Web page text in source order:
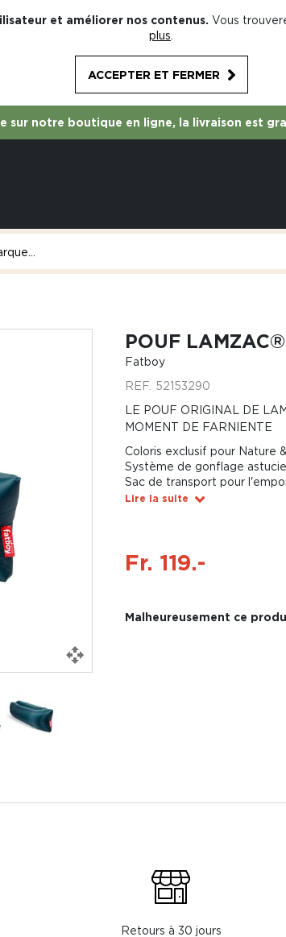
et améliorer nos contenus. Vous
plus
ACCEPTER ET FERMER
sur notre boutique en ligne, la livraison est
POUF
Fatboy
REF. 52153290
LE POUF ORIGINAL DE
MOMENT DE FARNIENTE
Coloris exclusif pour Nature
Système de gonflage
Sac de transport pour
Lire la suite
Fr. 119.-
Malheureusement ce
Retours à 30 jours